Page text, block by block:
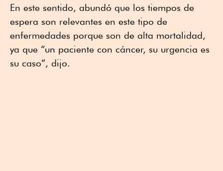
En este sentido, abundó que los tiempos de
espera son relevantes en este tipo de
enfermedades porque son de alta mortalidad,
ya que “un paciente con cáncer, su urgencia es
su caso”, dijo.